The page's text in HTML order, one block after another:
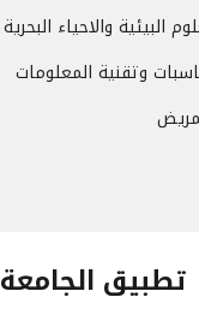
البيئية والاحياء البحرية
وتقنية المعلومات
تطبيق الجامعة